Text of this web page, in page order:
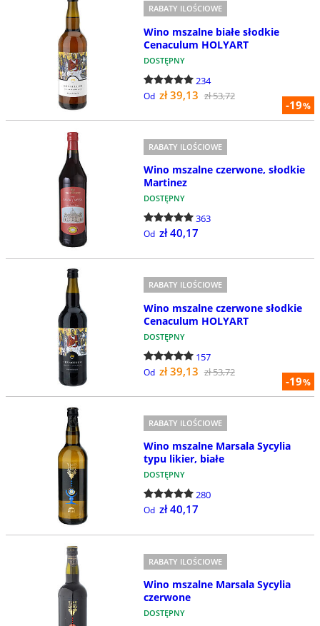
-19%
RABATY ILOŚCIOWE
Wino mszalne białe słodkie
Cenaculum HOLYART
DOSTĘPNY
234
Od zł 39,13 zł 53,72
RABATY ILOŚCIOWE
Wino mszalne czerwone, słodkie
Martinez
DOSTĘPNY
363
Od zł 40,17
-19%
RABATY ILOŚCIOWE
Wino mszalne czerwone słodkie
Cenaculum HOLYART
DOSTĘPNY
157
Od zł 39,13 zł 53,72
RABATY ILOŚCIOWE
Wino mszalne Marsala Sycylia
typu likier, białe
DOSTĘPNY
280
Od zł 40,17
RABATY ILOŚCIOWE
Wino mszalne Marsala Sycylia
czerwone
DOSTĘPNY